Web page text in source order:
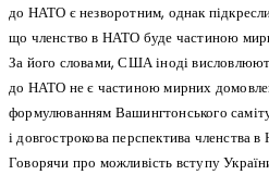
до НАТО є незворотним, однак
що членство в НАТО буде частиною
За його словами, США іноді
до НАТО не є частиною мирних
формулюванням Вашингтонського
і довгострокова перспектива членства
Говорячи про можливість вступу